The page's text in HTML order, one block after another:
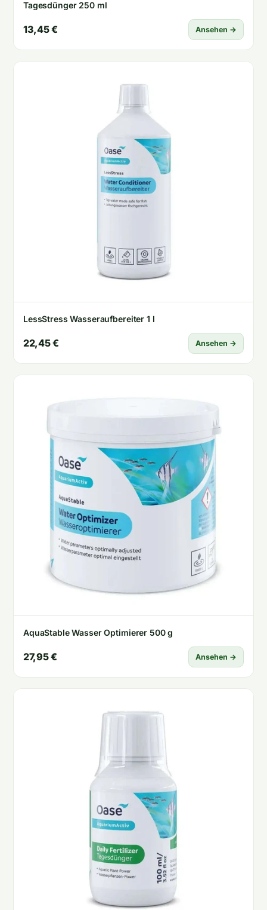
Tagesdünger 250 ml
13,45 € Ansehen →
LessStress Wasseraufbereiter 1 l
22,45 € Ansehen →
AquaStable Wasser Optimierer 500 g
27,95 € Ansehen →